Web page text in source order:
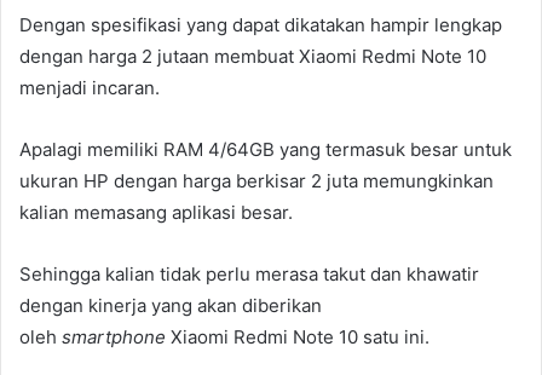
Dengan spesifikasi yang dapat dikatakan hampir lengkap
dengan harga 2 jutaan membuat Xiaomi Redmi Note 10
menjadi incaran.
Apalagi memiliki RAM 4/64GB yang termasuk besar untuk
ukuran HP dengan harga berkisar 2 juta memungkinkan
kalian memasang aplikasi besar.
Sehingga kalian tidak perlu merasa takut dan khawatir
dengan kinerja yang akan diberikan
oleh smartphone Xiaomi Redmi Note 10 satu ini.